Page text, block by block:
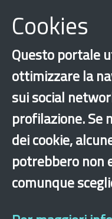
×
Cookies
Questo portale
ottimizzare la
sui social
profilazione. Se
dei cookie,
potrebbero non
comunque
Dichiarazione di accessibilità